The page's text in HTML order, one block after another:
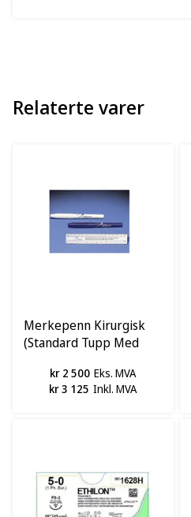
Relaterte varer
Merkepenn Kirurgisk
(Standard Tupp Med
kr 2 500 Eks. MVA
kr 3 125 Inkl. MVA